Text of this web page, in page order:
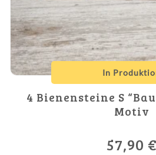
4 Bienensteine S
Motiv
57,90 €
In